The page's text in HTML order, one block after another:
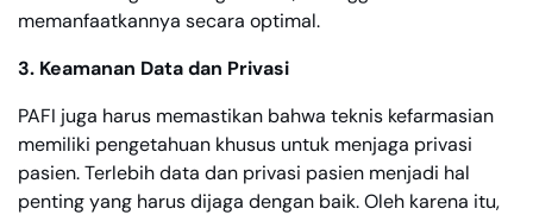
memanfaatkannya secara optimal.
3. Keamanan Data dan Privasi
PAFI juga harus memastikan bahwa teknis kefarmasian
memiliki pengetahuan khusus untuk menjaga privasi
pasien. Terlebih data dan privasi pasien menjadi hal
penting yang harus dijaga dengan baik. Oleh karena itu,